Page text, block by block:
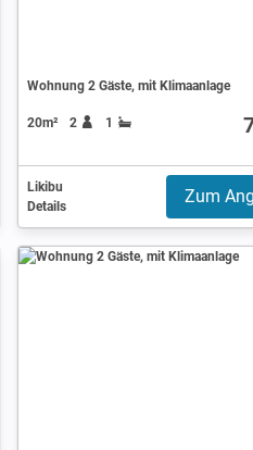
Wohnung 2 Gäste, mit Klimaanlage
20m² 2 1
Likibu
Details
Zum